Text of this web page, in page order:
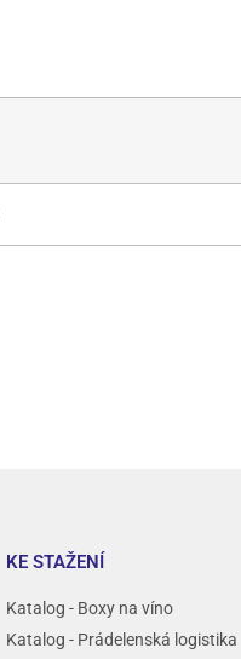
KE STAŽENÍ
Katalog - Boxy na víno
Katalog - Prádelenská logistika